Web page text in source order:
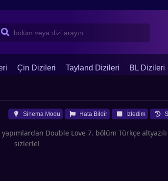
Çin Dizileri Tayland Dizileri BL Dizileri
İzledim
Hata Bildir
Sinema Modu
Double Love 7. bölüm Türkçe
sizlerle!